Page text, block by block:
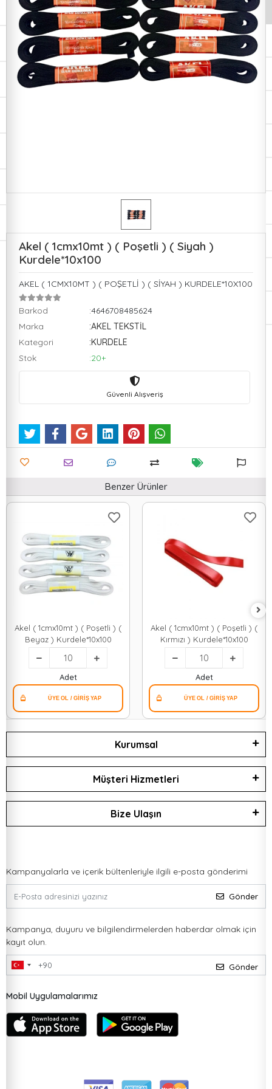
Akel ( 1cmx10mt ) ( Poşetli ) ( Siyah )
Kurdele*10x100
AKEL ( 1CMX10MT ) ( POŞETLİ ) ( SİYAH ) KURDELE*10X100
Barkod
:4646708485624
Marka
:AKEL TEKSTİL
Kategori
:KURDELE
Stok
:20+
Güvenli Alışveriş
Benzer Ürünler
Akel ( 1cmx10mt ) ( Poşetli ) (
Beyaz ) Kurdele*10x100
Adet
Akel ( 1cmx10mt ) ( Poşetli ) (
Kırmızı ) Kurdele*10x100
Adet
Kurumsal
Müşteri Hizmetleri
Bize Ulaşın
Kampanyalarla ve içerik bültenleriyle ilgili e-posta gönderimi
Gönder
Kampanya, duyuru ve bilgilendirmelerden haberdar olmak için
kayıt olun.
Gönder
Mobil Uygulamalarımız